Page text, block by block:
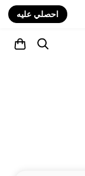
احصلي عليه